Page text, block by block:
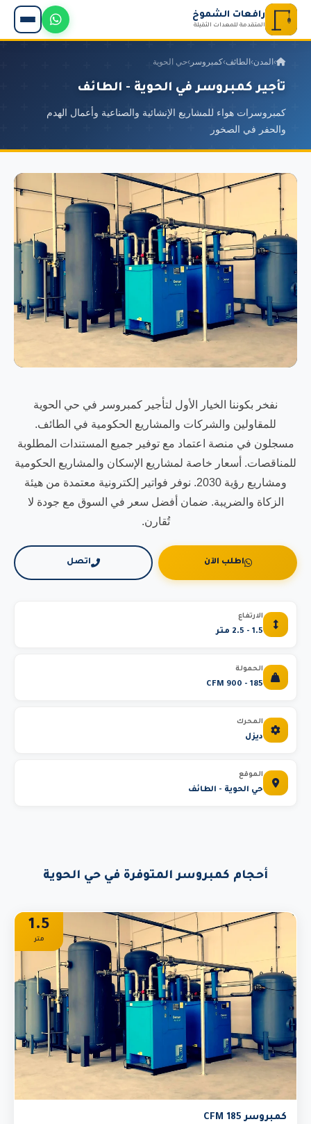
رافعات الشموخ
المتقدمة للمعدات الثقيلة
› المدن› الطائف›كمبروسر ›حي الحوية
تأجير كمبروسر في الحوية - الطائف
كمبروسرات هواء للمشاريع الإنشائية والصناعية وأعمال الهدم
والحفر في الصخور
نفخر بكوننا الخيار الأول لتأجير كمبروسر في حي الحوية
للمقاولين والشركات والمشاريع الحكومية في الطائف.
مسجلون في منصة اعتماد مع توفير جميع المستندات المطلوبة
للمناقصات. أسعار خاصة لمشاريع الإسكان والمشاريع الحكومية
ومشاريع رؤية 2030. نوفر فواتير إلكترونية معتمدة من هيئة
الزكاة والضريبة. ضمان أفضل سعر في السوق مع جودة لا
تُقارن.
اطلب الآن اتصل
الارتفاع
1.5 - 2.5 متر
الحمولة
185 - 900 CFM
المحرك
ديزل
الموقع
حي الحوية - الطائف
أحجام كمبروسر المتوفرة في حي الحوية
1.5
متر
كمبروسر 185 CFM